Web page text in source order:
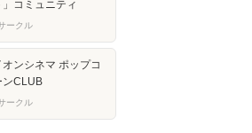
」コミュニティ
ークル
オンシネマ ポップコ
ンCLUB
ークル